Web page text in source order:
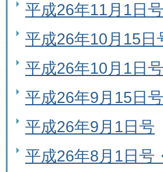
平成26年11月1日号
平成26年10月15日
平成26年10月1日号
平成26年9月15日号
平成26年9月1日号
平成26年8月1日号